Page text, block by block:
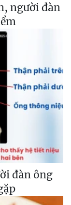
người đàn
đàn ông